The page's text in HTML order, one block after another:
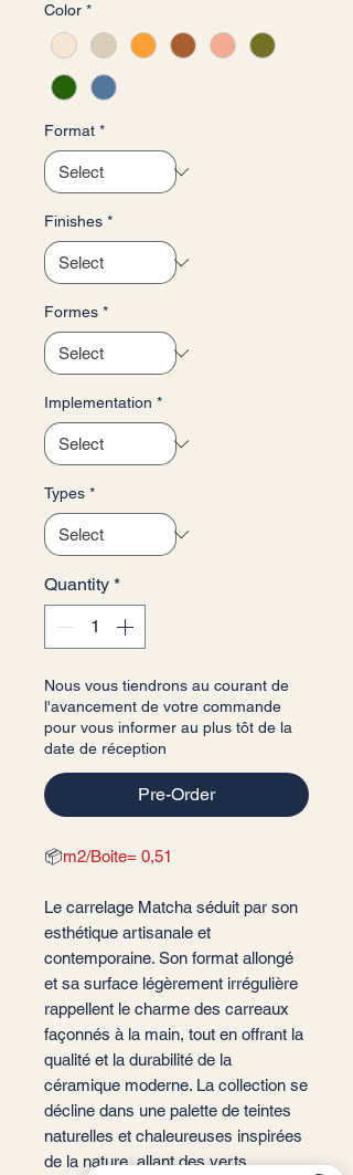
per
1
Square
meter
Color *
Format *
Finishes *
Formes *
Implementation *
Types *
Quantity *
Nous vous tiendrons au courant de
l'avancement de votre commande
pour vous informer au plus tôt de la
date de réception
Pre-Order
📦m2/Boite= 0,51
Le carrelage Matcha séduit par son
esthétique artisanale et
contemporaine. Son format allongé
et sa surface légèrement irrégulière
rappellent le charme des carreaux
façonnés à la main, tout en offrant la
qualité et la durabilité de la
céramique moderne. La collection se
décline dans une palette de teintes
naturelles et chaleureuses inspirées
de la nature, allant des verts